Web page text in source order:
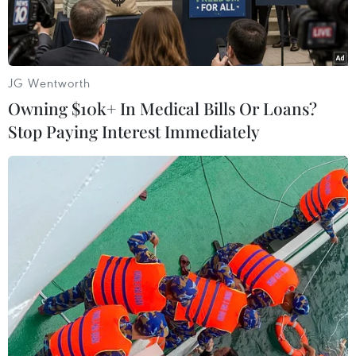
Người dân đeo khẩu trang phòng lây nhiễm COVID-19 tại
Vientiane, Lào. (Ảnh: THX/TTXVN)
Theo phóng viên TTXVN tại Vientiane, Thủ
tướng Lào Thongloun Sisoulith ngày 15/4 thông
báo chính phủ nước này đã quyết định kéo dài
JG Wentworth
Owning $10k+ In Medical Bills Or Loans?
Stop Paying Interest Immediately